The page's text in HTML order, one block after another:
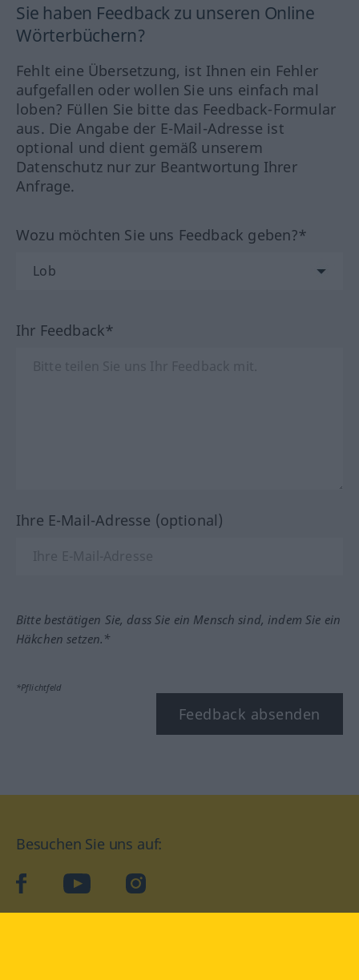
Sie haben Feedback zu unseren Online
Wörterbüchern?
Fehlt eine Übersetzung, ist Ihnen ein Fehler
aufgefallen oder wollen Sie uns einfach mal
loben? Füllen Sie bitte das Feedback-Formular
aus. Die Angabe der E-Mail-Adresse ist
optional und dient gemäß unserem
Datenschutz nur zur Beantwortung Ihrer
Anfrage.
Wozu möchten Sie uns Feedback geben?*
Ihr Feedback*
Ihre E-Mail-Adresse (optional)
Bitte bestätigen Sie, dass Sie ein Mensch sind, indem Sie ein
Häkchen setzen.*
*Pflichtfeld
Feedback absenden
Besuchen Sie uns auf:
facebookYouTube Instagram